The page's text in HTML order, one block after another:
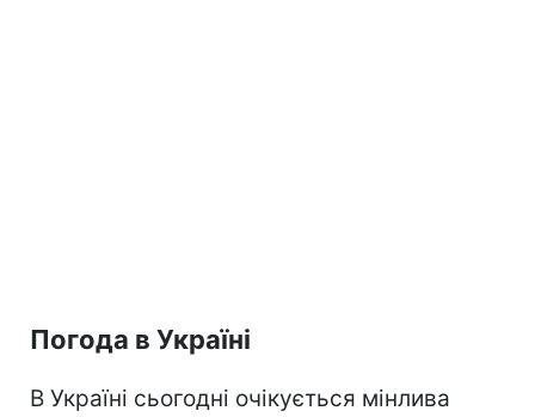
Погода в Україні
В Україні сьогодні очікується мінлива